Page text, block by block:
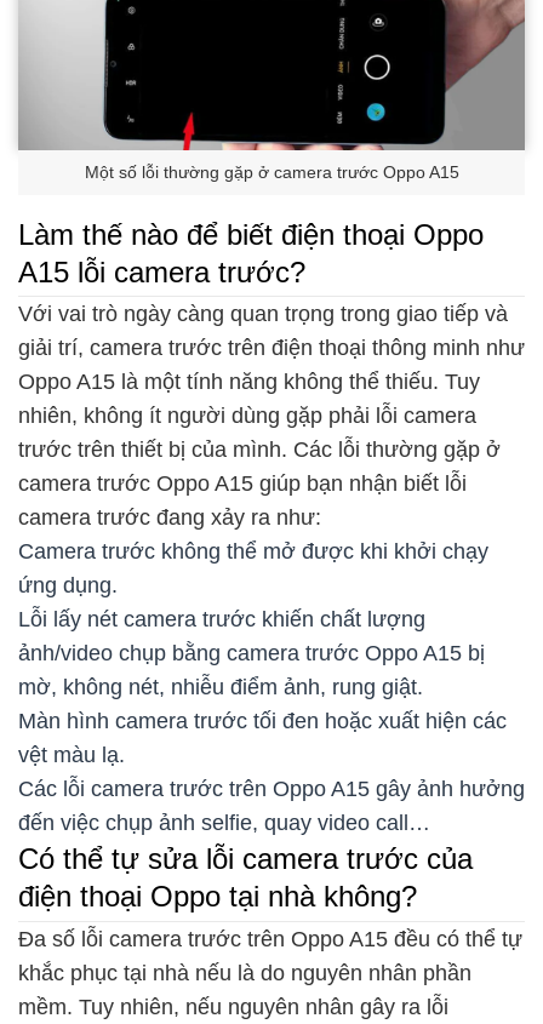
Một số lỗi thường gặp ở camera trước Oppo A15
Làm thế nào để biết điện thoại Oppo
A15 lỗi camera trước?
Với vai trò ngày càng quan trọng trong giao tiếp và
giải trí, camera trước trên điện thoại thông minh như
Oppo A15 là một tính năng không thể thiếu. Tuy
nhiên, không ít người dùng gặp phải lỗi camera
trước trên thiết bị của mình. Các lỗi thường gặp ở
camera trước Oppo A15 giúp bạn nhận biết lỗi
camera trước đang xảy ra như:
Camera trước không thể mở được khi khởi chạy
ứng dụng.
Lỗi lấy nét camera trước khiến chất lượng
ảnh/video chụp bằng camera trước Oppo A15 bị
mờ, không nét, nhiễu điểm ảnh, rung giật.
Màn hình camera trước tối đen hoặc xuất hiện các
vệt màu lạ.
Các lỗi camera trước trên Oppo A15 gây ảnh hưởng
đến việc chụp ảnh selfie, quay video call…
Có thể tự sửa lỗi camera trước của
điện thoại Oppo tại nhà không?
Đa số lỗi camera trước trên Oppo A15 đều có thể tự
khắc phục tại nhà nếu là do nguyên nhân phần
mềm. Tuy nhiên, nếu nguyên nhân gây ra lỗi